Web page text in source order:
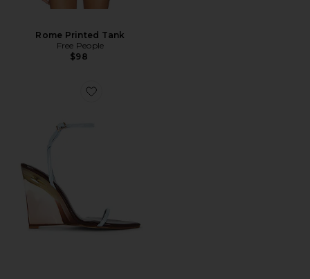
Rome Printed Tank
Free People
$98